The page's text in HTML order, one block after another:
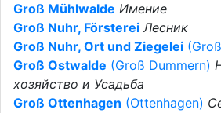
Groß Mühlwalde Имение
Groß Nuhr, Försterei Лесник
Groß Nuhr, Ort und Ziegelei
Groß Ostwalde (Groß Dummern)
хозяйство и Усадьба
Groß Ottenhagen (Ottenhagen)